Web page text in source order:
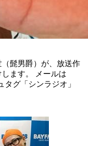
髭男爵）が、放送作
ます。 メールは
グ「シンラジオ」